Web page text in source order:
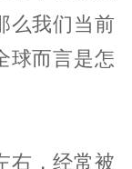
么我们当前
球而言是怎
右，经常被